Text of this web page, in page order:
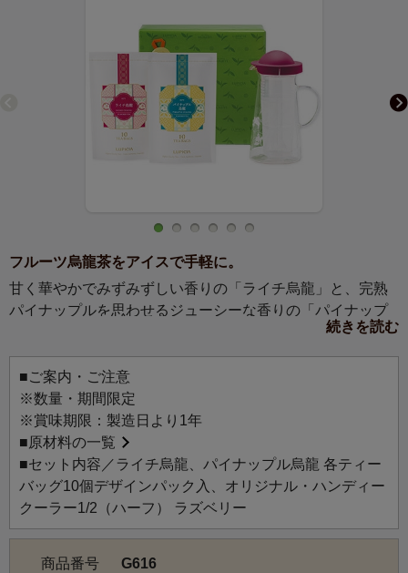
フルーツ烏龍茶をアイスで手軽に。
甘く華やかでみずみずしい香りの「ライチ烏龍」と、完熟
パイナップルを思わせるジューシーな香りの「パイナップ
ル烏龍」のティーバッグに、茶こし付きの耐熱ガラス製茶
器を添えました。ホットでもアイスでも楽しめる、フルー
ツ香る台湾烏龍茶の魅力をたっぷりと味わっていただける
ギフトセットです。
続きを読む
■ご案内・ご注意
※数量・期間限定
※賞味期限：製造日より1年
■原材料の一覧
■セット内容／ライチ烏龍、パイナップル烏龍 各ティー
バッグ10個デザインパック入、オリジナル・ハンディー
クーラー1/2（ハーフ） ラズベリー
商品番号
G616